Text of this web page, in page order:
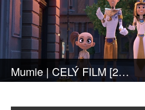
Mumie | CELÝ FILM [2023] 𝐎𝐍𝐋𝐈𝐍𝐄 ZDARMA CZ/SK DABING I TITULKY